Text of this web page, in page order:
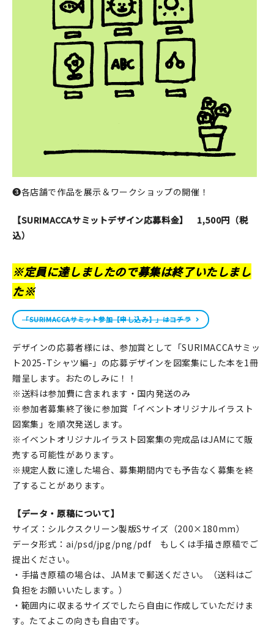
❸各店舗で作品を展示＆ワークショップの開催！
【SURIMACCAサミットデザイン応募料金】 1,500円（税
込）
※定員に達しましたので募集は終了いたしまし
た※
「SURIMACCAサミット参加【申し込み】」はコチラ
デザインの応募者様には、参加賞として「SURIMACCAサミッ
ト2025-Tシャツ編-」の応募デザインを図案集にした本を1冊
贈呈します。おたのしみに！！
※送料は参加費に含まれます・国内発送のみ
※参加者募集終了後に参加賞「イベントオリジナルイラスト
図案集」を順次発送します。
※イベントオリジナルイラスト図案集の完成品はJAMにて販
売する可能性があります。
※規定人数に達した場合、募集期間内でも予告なく募集を終
了することがあります。
【データ・原稿について】
サイズ：シルクスクリーン製版Sサイズ（200×180mm）
データ形式：ai/psd/jpg/png/pdf もしくは手描き原稿でご
提出ください。
・手描き原稿の場合は、JAMまで郵送ください。（送料はご
負担をお願いいたします。）
・範囲内に収まるサイズでしたら自由に作成していただけま
す。たてよこの向きも自由です。